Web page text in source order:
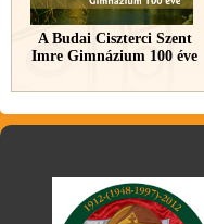
A Budai Ciszterci Szent
Imre Gimnázium 100 éve